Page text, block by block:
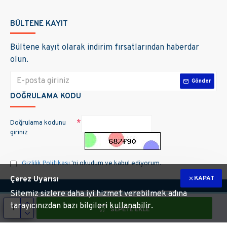
SEPETE EKLE
BÜLTENE KAYIT
Bültene kayıt olarak indirim fırsatlarından haberdar
olun.
Gönder
DOĞRULAMA KODU
Doğrulama kodunu
giriniz
Gizlilik Politikası'ni okudum ve kabul ediyorum.
hakları saklıdır. Site üzerinde kullanılan markalara ait tüm materyallerin telif
KAPAT
Çerez Uyarısı
Sitemiz sizlere daha iyi hizmet verebilmek adına
tarayıcınızdan bazı bilgileri kullanabilir.